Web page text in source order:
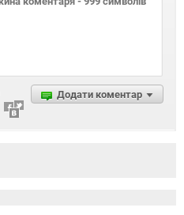
Додати коментар